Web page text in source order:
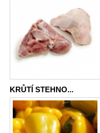
KRŮTÍ STEHNO...